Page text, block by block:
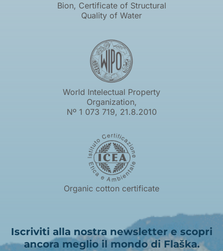
Bion, Certificate of Structural
Quality of Water
World Intelectual Property
Organization,
Nº 1 073 719, 21.8.2010
Organic cotton certificate
Iscriviti alla nostra newsletter e scopri
ancora meglio il mondo di Flaška.